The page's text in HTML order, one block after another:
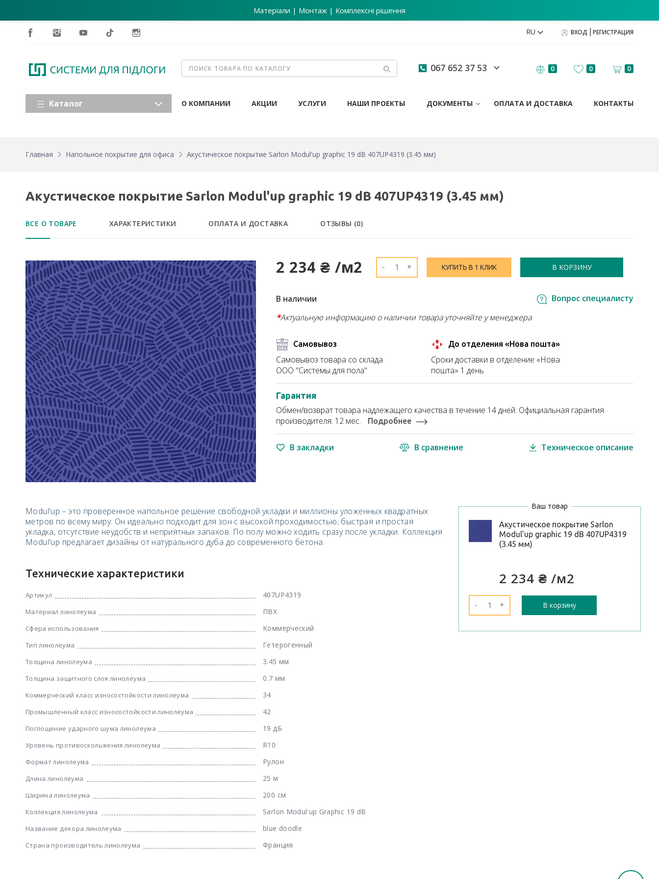
Матеріали | Монтаж | Комплексні рішення
RU ВХОД РЕГИСТРАЦИЯ
067 652 37 53 0 0 0
Каталог О КОМПАНИИ АКЦИИ УСЛУГИ НАШИ ПРОЕКТЫ ДОКУМЕНТЫ ОПЛАТА И ДОСТАВКА КОНТАКТЫ
Главная Напольное покрытие для офиса Акустическое покрытие Sarlon Modul'up graphic 19 dB 407UP4319 (3.45 мм)
Акустическое покрытие Sarlon Modul'up graphic 19 dB 407UP4319 (3.45 мм)
ВСЕ О ТОВАРЕ ХАРАКТЕРИСТИКИ ОПЛАТА И ДОСТАВКА ОТЗЫВЫ (0)
2 234 ₴ /м2 - + КУПИТЬ В 1 КЛИК В КОРЗИНУ
В наличии
Вопрос специалисту
*Актуальную информацию о наличии товара уточняйте у менеджера
Самовывоз
Самовывоз товара со склада
ООО "Системы для пола"
До отделения «Нова пошта»
Сроки доставки в отделение «Нова
пошта» 1 день
Гарантия
Обмен/возврат товара надлежащего качества в течение 14 дней. Официальная гарантия
производителя: 12 мес.
Подробнее
В закладки В сравнение Техническое описание
Modul'up – это проверенное напольное решение свободной укладки и миллионы уложенных квадратных
метров по всему миру. Он идеально подходит для зон с высокой проходимостью; быстрая и простая
укладка, отсутствие неудобств и неприятных запахов. По полу можно ходить сразу после укладки. Коллекция
Modul'up предлагает дизайны от натурального дуба до современного бетона.
Технические характеристики
Артикул 407UP4319
Материал линолеума ПВХ
Сфера использования Коммерческий
Тип линолеума Гетерогенный
Толщина линолеума 3.45 мм
Толщина защитного слоя линолеума 0.7 мм
Коммерческий класс износостойкости линолеума 34
Промышленный класс износостойкости линолеума 42
Поглощение ударного шума линолеума 19 дБ
Уровень противоскольжения линолеума R10
Формат линолеума Рулон
Длина линолеума 25 м
Ширина линолеума 200 см
Коллекция линолеума Sarlon Modul'up Graphic 19 dB
Название декора линолеума blue doodle
Страна производитель линолеума Франция
Ваш товар
Акустическое покрытие Sarlon
Modul'up graphic 19 dB 407UP4319
(3.45 мм)
2 234 ₴ /м2
- + В корзину